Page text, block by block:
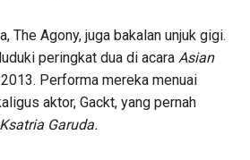
The Agony, juga bakalan unjuk gigi.
peringkat dua di acara Asian
Performa mereka menuai
aktor, Gackt, yang pernah
Garuda.